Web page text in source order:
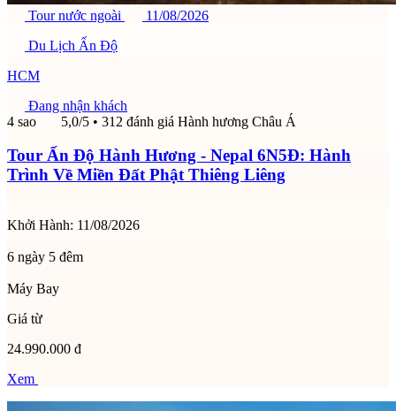
Tour nước ngoài
11/08/2026
Du Lịch Ấn Độ
HCM
Đang nhận khách
4 sao
5,0/5 • 312 đánh giá Hành hương Châu Á
Tour Ấn Độ Hành Hương - Nepal 6N5Đ: Hành
Trình Về Miền Đất Phật Thiêng Liêng
Khởi Hành: 11/08/2026
6 ngày 5 đêm
Máy Bay
Giá từ
24.990.000 đ
Xem